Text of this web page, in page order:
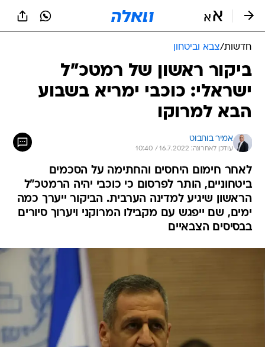
חדשות/צבא וביטחון
ביקור ראשון של רמטכ"ל
ישראלי: כוכבי ימריא בשבוע
הבא למרוקו
אמיר בוחבוט
עודכן לאחרונה: 16.7.2022 / 10:40
לאחר חימום היחסים והחתימה על הסכמים
ביטחוניים, הותר לפרסום כי כוכבי יהיה הרמטכ"ל
הראשון שיגיע למדינה הערבית. הביקור ייערך כמה
ימים, שם ייפגש עם מקבילו המרוקני ויערוך סיורים
בבסיסים הצבאיים